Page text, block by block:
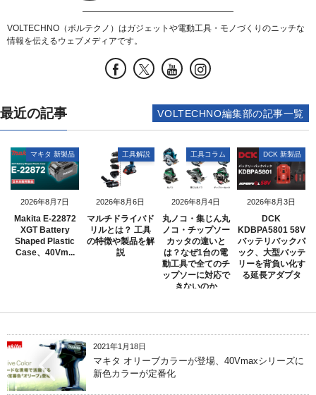
VOLTECHNO（ボルテクノ）はガジェットや電動工具・モノづくりのニッチな
情報を伝えるウェブメディアです。
最近の記事
2026年8月7日
マキタ 新製品
Makita E-22872
XGT Battery
Shaped Plastic
Case、40Vm...
2026年8月6日
工具解説
マルチドライバド
リルとは？ 工具
の特徴や製品を解
説
2026年8月4日
工具コラム
丸ノコ・集じん丸
ノコ・チップソー
カッタの違いと
は？なぜ1台の電
動工具で全てのチ
ップソーに対応で
きないのか
2026年8月3日
DCK 新製品
DCK
KDBPA5801 58V
バッテリバックパ
ック、大型バッテ
リーを背負い化す
る延長アダプタ
VOLTECHNO編集部の記事一覧
2021年1月18日
マキタ オリーブカラーが登場、40Vmaxシリーズに
新色カラーが定番化